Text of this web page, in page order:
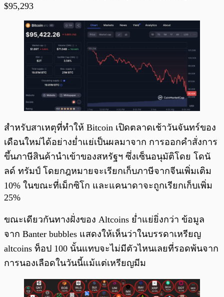
$95,293
สำหรับสาเหตุที่ทำให้ Bitcoin เปิดตลาดเช้าวันจันทร์ของ
เดือนใหม่ได้อย่างย่ำแย่เป็นผลมาจาก การออกคำสั่งการ
ขึ้นภาษีสินค้านำเข้าของสหรัฐฯ ซึ่งเซ็นอนุมัติโดย โดนั
ลด์ ทรัมป์ โดยกฎหมายจะเรียกเก็บภาษีจากจีนเพิ่มเติม
10% ในขณะที่เม็กซิโก และแคนาดาจะถูกเรียกเก็บเพิ่ม
25%
ขณะเดียวกันทางฝั่งของ Altcoins ย่ำแย่ยิ่งกว่า ข้อมูล
จาก Banter bubbles แสดงให้เห็นว่าในบรรดาเหรียญ
altcoins ท็อป 100 นั้นแทบจะไม่มีตัวไหนเลยที่รอดพ้นจาก
การนองเลือดในวันนี้แม้แต่เหรียญมีม